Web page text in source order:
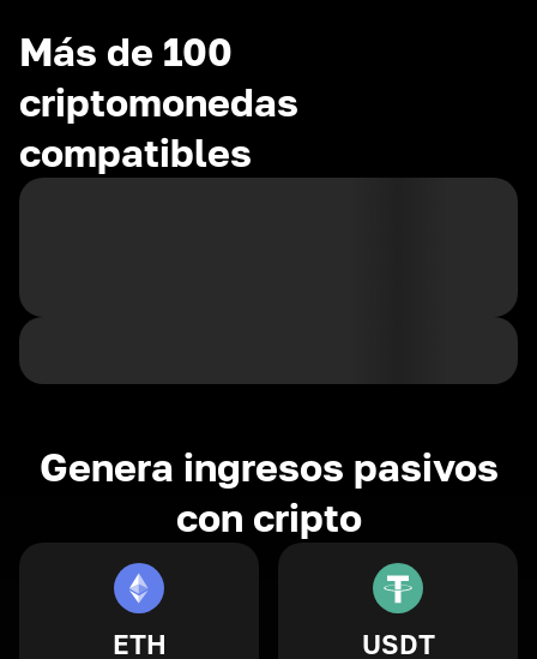
Más de 100
criptomonedas
compatibles
Genera ingresos pasivos
con cripto
ETH USDT